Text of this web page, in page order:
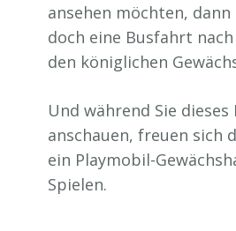
ansehen möchten, dann
doch eine Busfahrt
den königlichen
Und während Sie dieses
anschauen, freuen sich
ein Playmobil-
Spielen.